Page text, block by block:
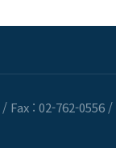
/ Fax : 02-762-0556 /